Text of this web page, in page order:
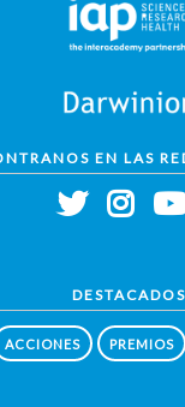
EN LAS
DESTACADOS
ACCIONES PREMIOS